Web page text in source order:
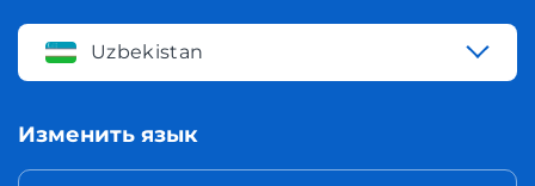
Uzbekistan
Изменить язык